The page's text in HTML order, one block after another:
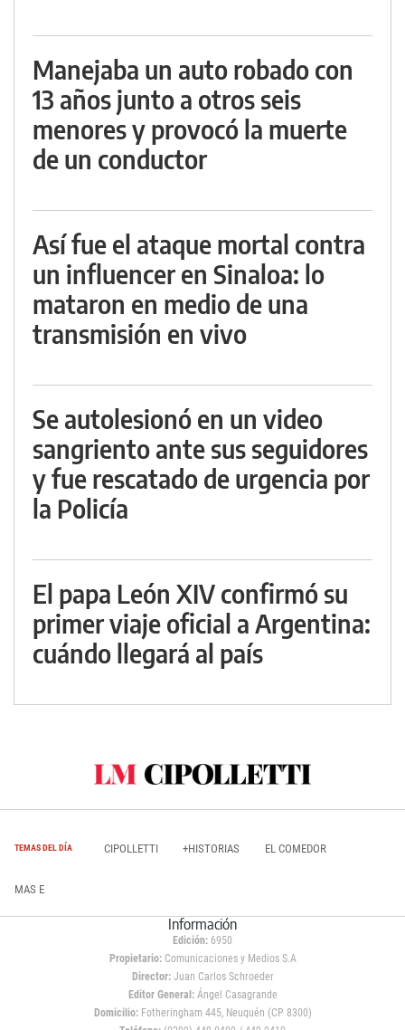
Manejaba un auto robado con
13 años junto a otros seis
menores y provocó la muerte
de un conductor
Así fue el ataque mortal contra
un influencer en Sinaloa: lo
mataron en medio de una
transmisión en vivo
Se autolesionó en un video
sangriento ante sus seguidores
y fue rescatado de urgencia por
la Policía
El papa León XIV confirmó su
primer viaje oficial a Argentina:
cuándo llegará al país
TEMAS DEL DÍA CIPOLLETTI +HISTORIAS EL COMEDOR
MAS E
Información
Edición: 6950
Propietario:Comunicaciones y Medios S.A
Director: Juan Carlos Schroeder
Editor General:Ángel Casagrande
Domicilio:Fotheringham 445, Neuquén (CP 8300)